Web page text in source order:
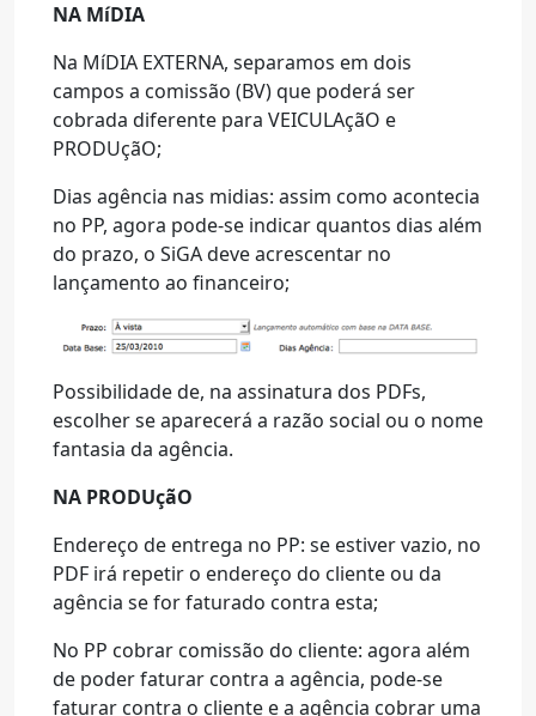
NA MíDIA
Na MíDIA EXTERNA, separamos em dois
campos a comissão (BV) que poderá ser
cobrada diferente para VEICULAçãO e
PRODUçãO;
Dias agência nas midias: assim como acontecia
no PP, agora pode-se indicar quantos dias além
do prazo, o SiGA deve acrescentar no
lançamento ao financeiro;
Possibilidade de, na assinatura dos PDFs,
escolher se aparecerá a razão social ou o nome
fantasia da agência.
NA PRODUçãO
Endereço de entrega no PP: se estiver vazio, no
PDF irá repetir o endereço do cliente ou da
agência se for faturado contra esta;
No PP cobrar comissão do cliente: agora além
de poder faturar contra a agência, pode-se
faturar contra o cliente e a agência cobrar uma